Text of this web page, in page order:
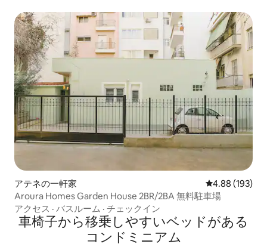
アテネの一軒家 レビュー193
4.88 (193)
Aroura Homes Garden House 2BR/2BA 無料駐車場
アクセス · バスルーム · チェックイン
車椅子から移乗しやすいベッドがある
コンドミニアム